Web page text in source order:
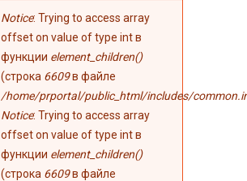
Сообщение об
ошибке
Notice: Trying to access array
offset on value of type int в
функции element_children()
(строка 6609в файле
/home/prportal/public_html/includes/
Notice: Trying to access array
offset on value of type int в
функции element_children()
(строка 6609в файле